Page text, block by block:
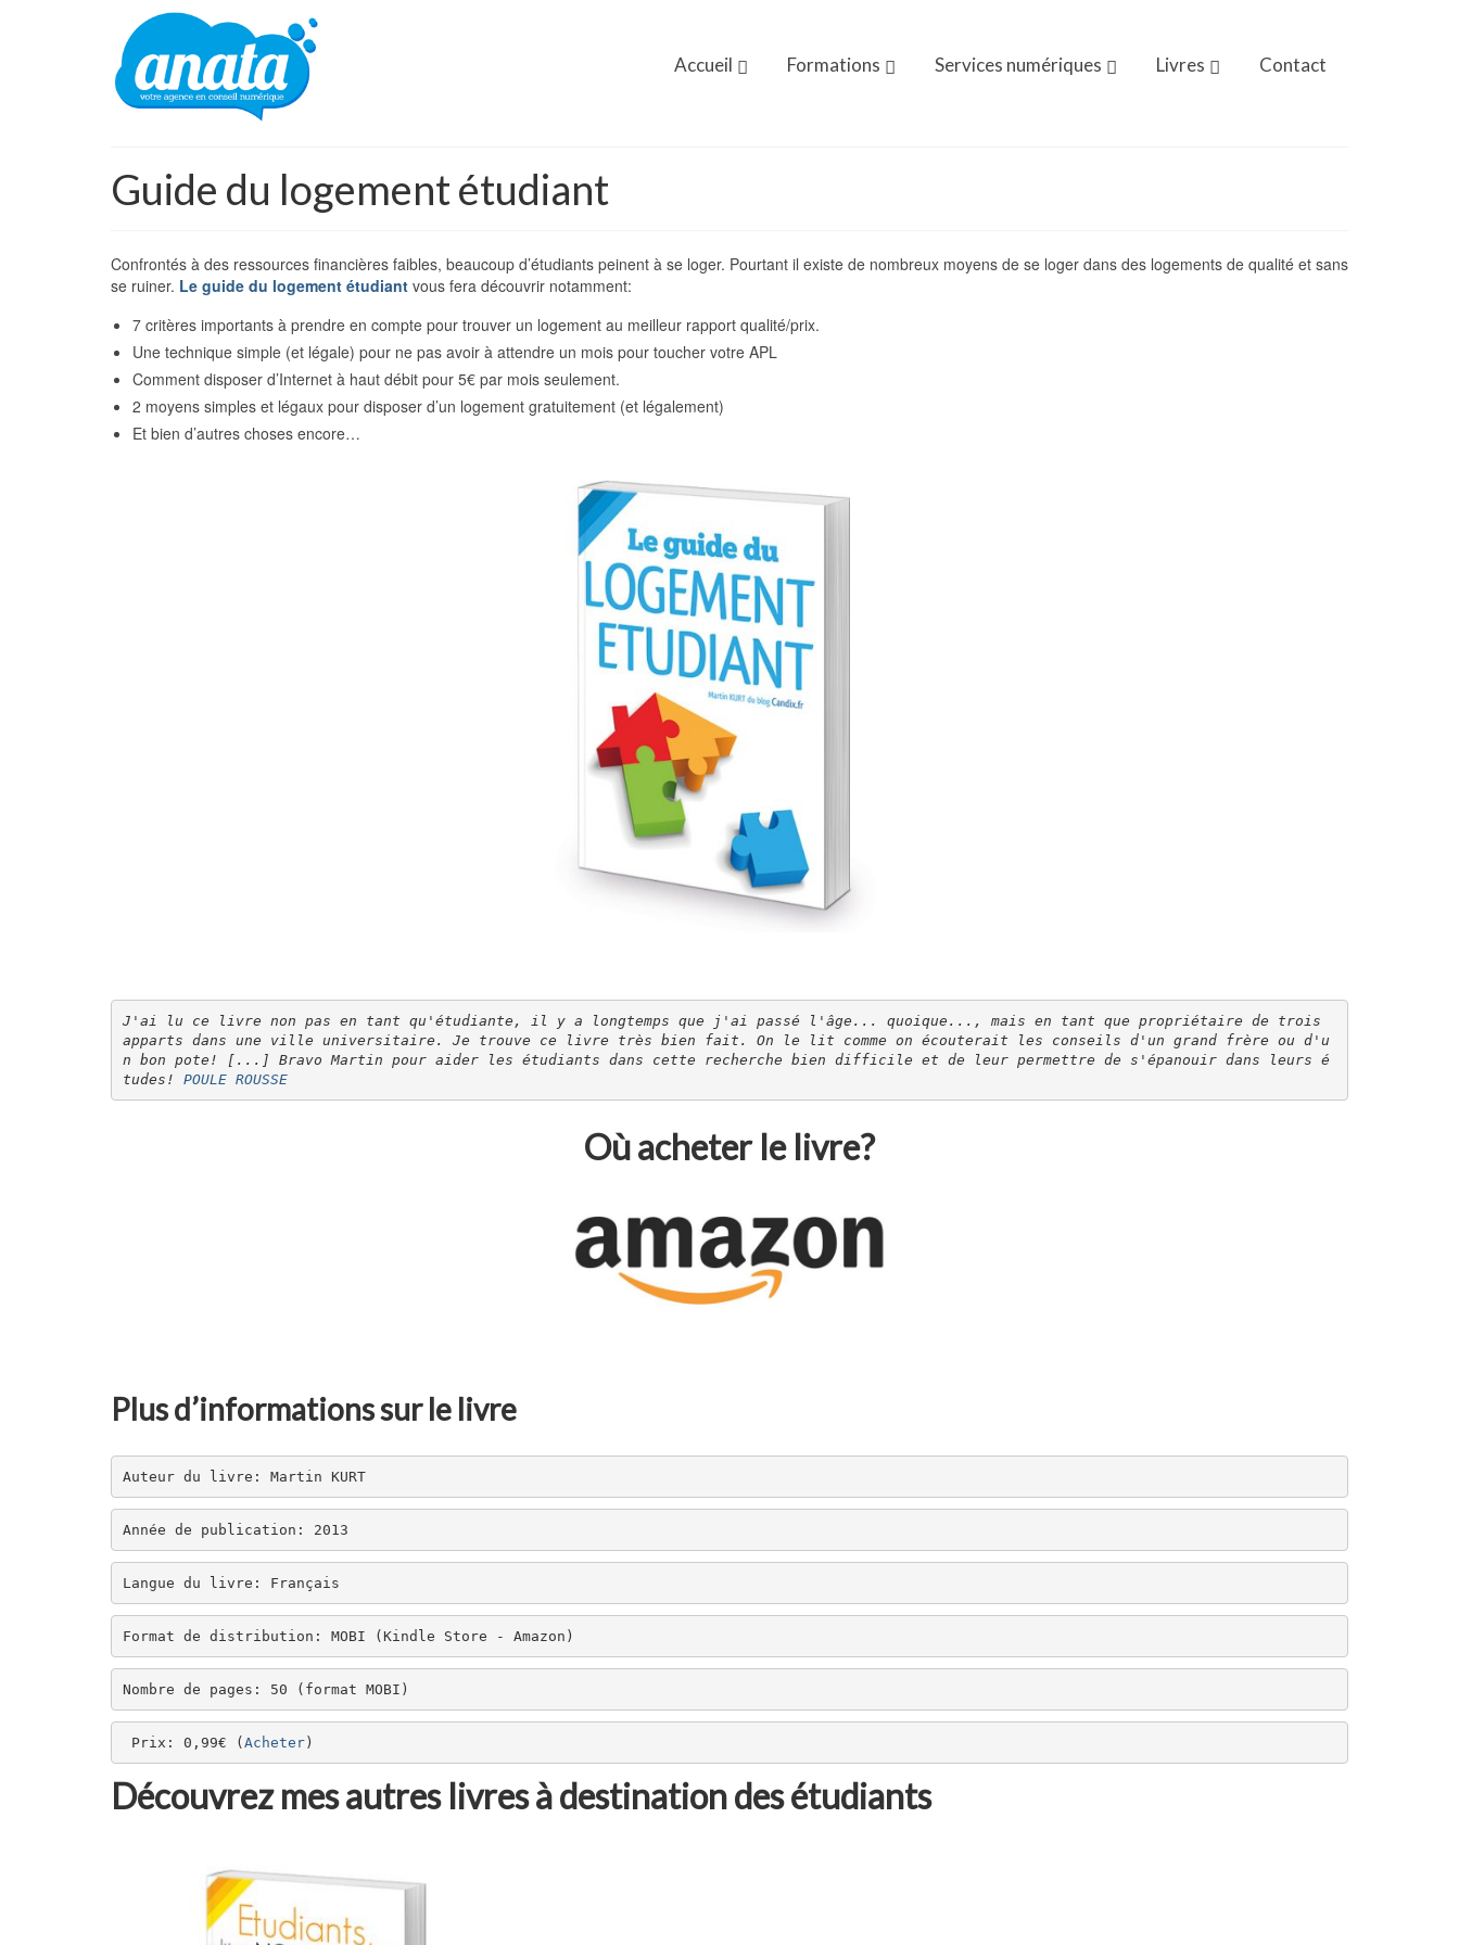
Accueil Formations Services numériques Livres Contact
Guide du logement étudiant
Confrontés à des ressources financières faibles, beaucoup d’étudiants peinent à se loger. Pourtant il existe de nombreux moyens de se loger dans des logements de qualité et sans
se ruiner. Le guide du logement étudiant vous fera découvrir notamment:
7 critères importants à prendre en compte pour trouver un logement au meilleur rapport qualité/prix.
Une technique simple (et légale) pour ne pas avoir à attendre un mois pour toucher votre APL
Comment disposer d’Internet à haut débit pour 5€ par mois seulement.
2 moyens simples et légaux pour disposer d’un logement gratuitement (et légalement)
Et bien d’autres choses encore…
J'ai lu ce livre non pas en tant qu'étudiante, il y a longtemps que j'ai passé l'âge... quoique..., mais en tant que propriétaire de trois
apparts dans une ville universitaire. Je trouve ce livre très bien fait. On le lit comme on écouterait les conseils d'un grand frère ou d'u
n bon pote! [...] Bravo Martin pour aider les étudiants dans cette recherche bien difficile et de leur permettre de s'épanouir dans leurs é
tudes! POULE ROUSSE
Où acheter le livre?
Plus d’informations sur le livre
Auteur du livre: Martin KURT
Année de publication: 2013
Langue du livre: Français
Format de distribution: MOBI (Kindle Store - Amazon)
Nombre de pages: 50 (format MOBI)
Prix: 0,99€ (Acheter)
Découvrez mes autres livres à destination des étudiants